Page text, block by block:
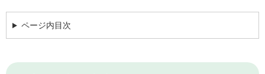
ページ内目次